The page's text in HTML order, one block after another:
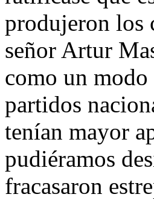
produjeron los
señor Artur
como un modo
partidos
tenían mayor
pudiéramos
fracasaron